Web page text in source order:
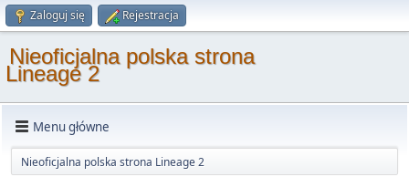
Zaloguj się Rejestracja
Nieoficjalna polska strona
Lineage 2
Menu główne
Nieoficjalna polska strona Lineage 2